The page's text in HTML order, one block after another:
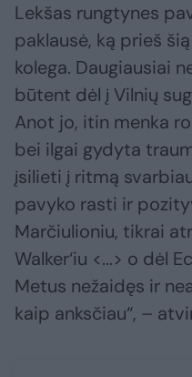
Lekšas rungtynes
paklausė, ką prieš
kolega. Daugiausiai
būtent dėl į Vilnių
Anot jo, itin menka
bei ilgai gydyta
įsilieti į ritmą
pavyko rasti ir
Marčiulioniu, tikrai
Walker‘iu <...> o dėl
Metus nežaidęs ir
kaip anksčiau“, –